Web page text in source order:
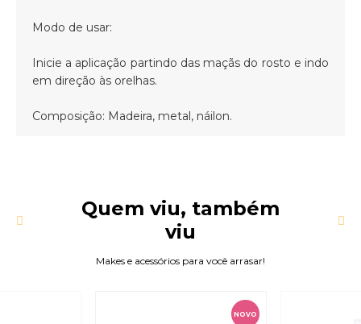
Modo de usar:
Inicie a aplicação partindo das maçãs do rosto e indo
em direção às orelhas.
Composição: Madeira, metal, náilon.
Quem viu, também
viu
Makes e acessórios para você arrasar!
NOVO